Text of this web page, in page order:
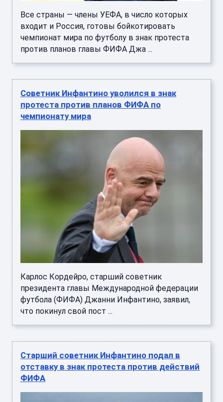
Все страны — члены УЕФА, в число которых
входит и Россия, готовы бойкотировать
чемпионат мира по футболу в знак протеста
против планов главы ФИФА Джа ...
Советник Инфантино уволился в знак
протеста против планов ФИФА по
чемпионату мира
Карлос Кордейро, старший советник
президента главы Международной федерации
футбола (ФИФА) Джанни Инфантино, заявил,
что покинул свой пост ...
Старший советник Инфантино подал в
отставку в знак протеста против действий
ФИФА